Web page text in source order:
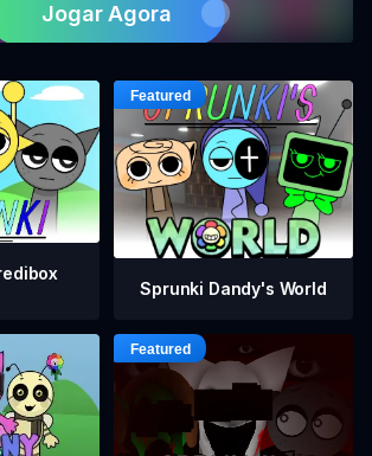
Jogar Agora
Sprunki Dandy's World